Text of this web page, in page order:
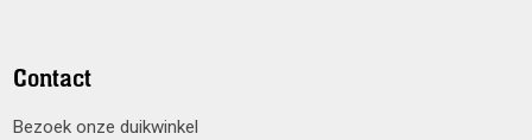
Contact
Bezoek onze duikwinkel